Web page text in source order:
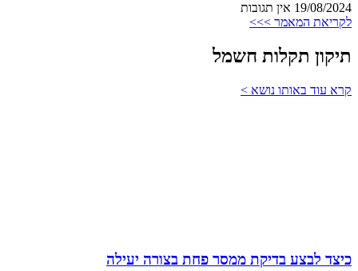
19/08/2024 אין תגובות
לקריאת המאמר >>>
תיקון תקלות חשמל
קרא עוד באותו נושא >
כיצד לבצע בדיקת ממסר פחת בצורה יעילה